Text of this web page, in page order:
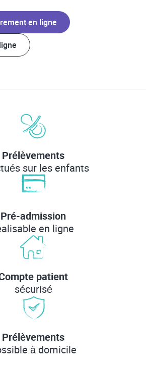
en ligne
Prélèvements
sur les enfants
Pré-admission
en ligne
patient
sécurisé
Prélèvements
à domicile